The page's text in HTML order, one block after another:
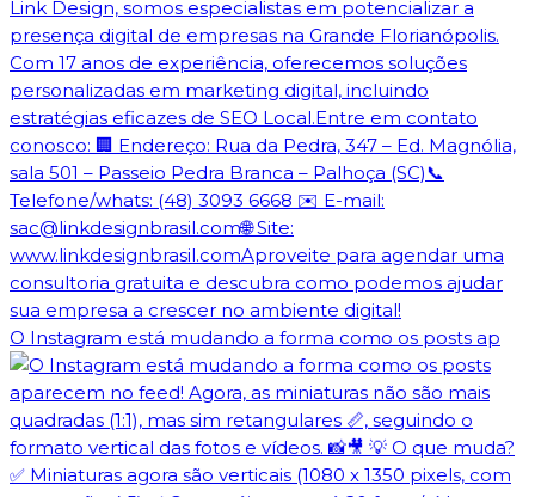
O Instagram está mudando a forma como os posts ap